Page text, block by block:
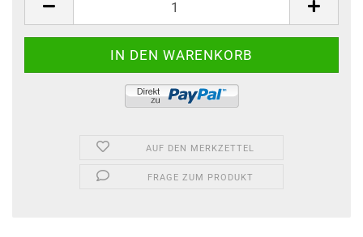
AUF DEN MERKZETTEL
FRAGE ZUM PRODUKT